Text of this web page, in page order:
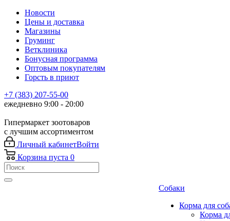
Новости
Цены и доставка
Магазины
Груминг
Ветклиника
Бонусная программа
Оптовым покупателям
Горсть в приют
+7 (383) 207-55-00
ежедневно 9:00 - 20:00
Гипермаркет зоотоваров
с лучшим ассортиментом
Личный кабинетВойти
Корзина пуста 0
Собаки
Корма для
Корма